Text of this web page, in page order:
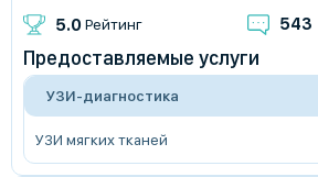
5.0 Рейтинг 543
Предоставляемые услуги
УЗИ-диагностика
УЗИ мягких тканей